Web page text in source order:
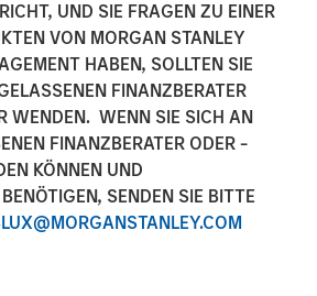
UND SIE FRAGEN ZU EINER
VON MORGAN STANLEY
HABEN, SOLLTEN SIE
FINANZBERATER
WENDEN. WENN SIE SICH AN
FINANZBERATER ODER -
KÖNNEN UND
SENDEN SIE BITTE